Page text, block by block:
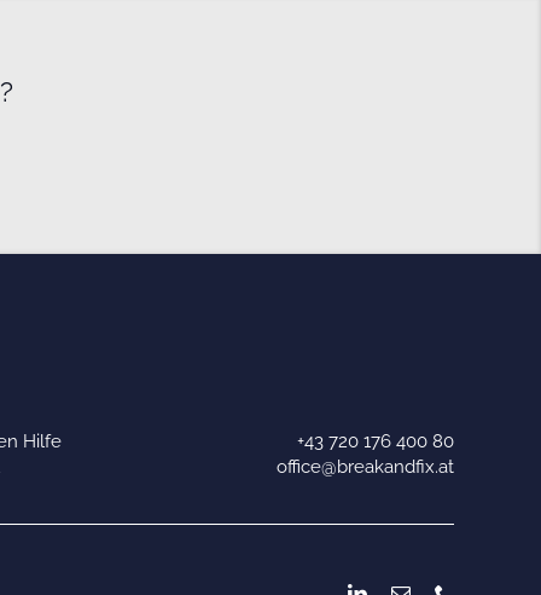
Hilfe
+43 720 176 400 80
office@breakandfix.at